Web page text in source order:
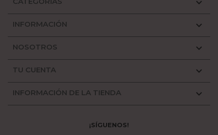

INFORMACIÓN 
NOSOTROS 
TU CUENTA 
INFORMACIÓN DE LA TIENDA 
¡SÍGUENOS!